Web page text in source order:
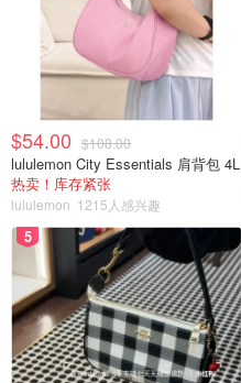
$54.00 $108.00
lululemon City Essentials 肩背包 4L
热卖！库存紧张
lululemon 1215人感兴趣
5